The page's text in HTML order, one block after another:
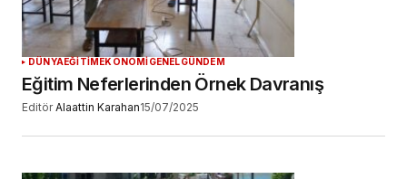
YORUM GÖNDER
DÜNYA EĞİTİM EKONOMİGENELGÜNDEM
Eğitim Neferlerinden Örnek Davranış
Editör Alaattin Karahan15/07/2025